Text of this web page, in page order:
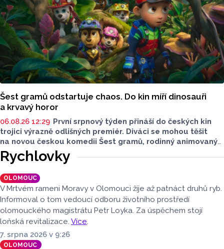
Šest gramů odstartuje chaos. Do kin míří dinosauři
a krvavý horor
06.08.26 12:29 První srpnový týden přináší do českých kin
trojici výrazně odlišných premiér. Diváci se mohou těšit
na novou českou komedii Šest gramů, rodinný animovaný
film Tlapková patrola: Dinosauří film i horor Zmrzlinář,
který je určen pouze dospělým divákům. Filmové novinky
představil Radek Kreuziger v rozhovoru Lukáše Kobzy pro
Radio Haná.
Rychlovky
OLOMOUC
V Mrtvém rameni Moravy v Olomouci žije až patnáct druhů ryb.
Informoval o tom vedoucí odboru životního prostředí
olomouckého magistrátu Petr Loyka. Za úspěchem stojí
loňská revitalizace. Více.
7. srpna 2026 v 9:26
OLOMOUC